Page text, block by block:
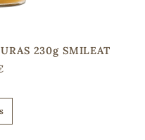
230g SMILEAT